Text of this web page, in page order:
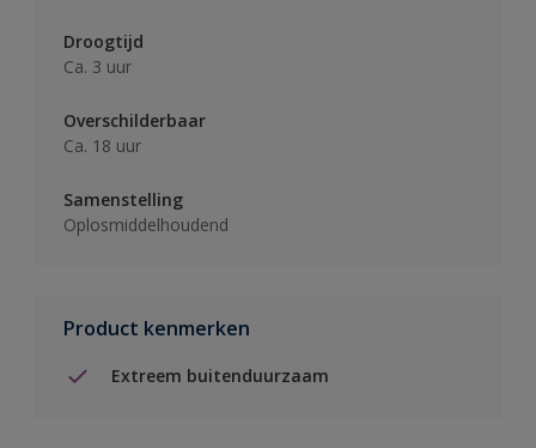
Droogtijd
Ca. 3 uur
Overschilderbaar
Ca. 18 uur
Samenstelling
Oplosmiddelhoudend
Product kenmerken
Extreem buitenduurzaam